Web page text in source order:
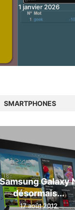
1 janvier 2026
SMARTPHONES
Galaxy
désormais...
17 août 2012